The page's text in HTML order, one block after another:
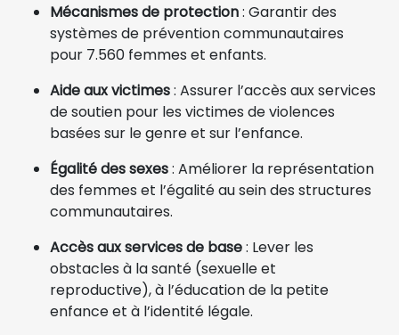
Mécanismes de protection: Garantir des
systèmes de prévention communautaires
pour 7.560 femmes et enfants.
Aide aux victimes: Assurer l’accès aux services
de soutien pour les victimes de violences
basées sur le genre et sur l’enfance.
Égalité des sexes: Améliorer la représentation
des femmes et l’égalité au sein des structures
communautaires.
Accès aux services de base: Lever les
obstacles à la santé (sexuelle et
reproductive), à l’éducation de la petite
enfance et à l’identité légale.